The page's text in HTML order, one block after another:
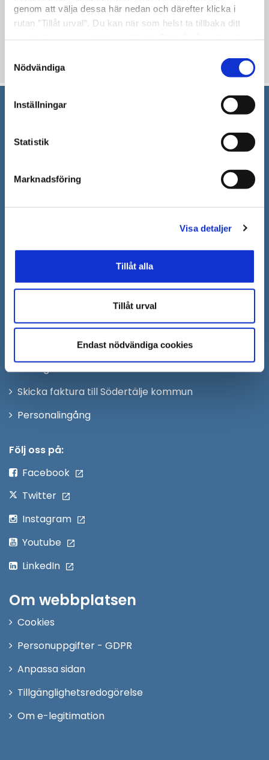
genom att välja dessa här nedan och därefter klicka i
rutan ”Tillåt urval”. Du kan när som helst ta tillbaka ditt
"Visa detaljer" kan du läsa om hur kakorna används och
hur vi och våra leverantörer inhämtar och behandlar
Nödvändiga
Inställningar
Statistik
Marknadsföring
Visa detaljer
Tillåt alla
Tillåt urval
Endast nödvändiga cookies
Uppdaterad: 2021-10-27
151 89 Södertälje
Tfn: 08–523 010 00
Org.nr. 212000–0159
Remisser, beslut och meddelande/info till
till:sodertalje.kommun@sodertalje.se
Öppna
i
fönster
Synpunkter och felanmälan
PressÖppna
fönster
Säkra meddelanden
Anslagstavla
Skicka faktura till Södertälje kommun
PersonalingångÖppna
Följ oss på:
Facebook
Twitter
Instagram
Youtube
LinkedIn
Om webbplatsen
Cookies
Personuppgifter - GDPR
Anpassa sidan
Tillgänglighetsredogörelse
Om e-legitimation